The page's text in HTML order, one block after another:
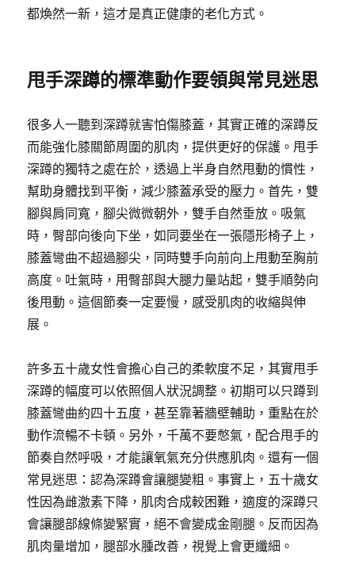
都煥然一新，這才是真正健康的老化方式。
甩手深蹲的標準動作要領與常見迷思
很多人一聽到深蹲就害怕傷膝蓋，其實正確的深蹲反
而能強化膝關節周圍的肌肉，提供更好的保護。甩手
深蹲的獨特之處在於，透過上半身自然甩動的慣性，
幫助身體找到平衡，減少膝蓋承受的壓力。首先，雙
腳與肩同寬，腳尖微微朝外，雙手自然垂放。吸氣
時，臀部向後向下坐，如同要坐在一張隱形椅子上，
膝蓋彎曲不超過腳尖，同時雙手向前向上甩動至胸前
高度。吐氣時，用臀部與大腿力量站起，雙手順勢向
後甩動。這個節奏一定要慢，感受肌肉的收縮與伸
展。
許多五十歲女性會擔心自己的柔軟度不足，其實甩手
深蹲的幅度可以依照個人狀況調整。初期可以只蹲到
膝蓋彎曲約四十五度，甚至靠著牆壁輔助，重點在於
動作流暢不卡頓。另外，千萬不要憋氣，配合甩手的
節奏自然呼吸，才能讓氧氣充分供應肌肉。還有一個
常見迷思：認為深蹲會讓腿變粗。事實上，五十歲女
性因為雌激素下降，肌肉合成較困難，適度的深蹲只
會讓腿部線條變緊實，絕不會變成金剛腿。反而因為
肌肉量增加，腿部水腫改善，視覺上會更纖細。